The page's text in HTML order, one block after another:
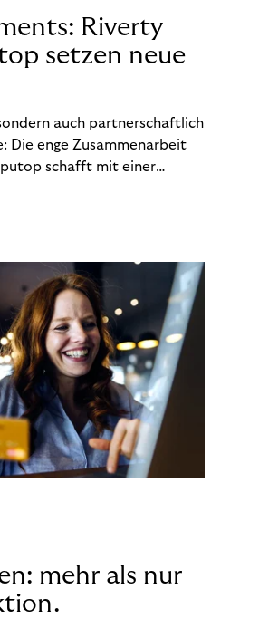
Riverty
setzen neue
auch partnerschaftlich
Die enge Zusammenarbeit
schafft mit einer
Mehrwerte für Händler.
mehr als nur